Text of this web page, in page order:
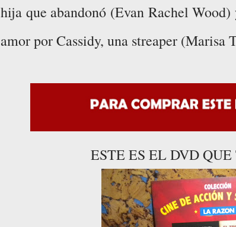
hija que abandonó (Evan Rachel
amor por Cassidy, una streaper (Marisa
ESTE ES EL DVD